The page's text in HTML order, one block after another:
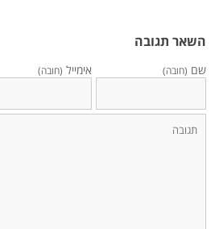
השאר תגובה
שם (חובה) אימייל (חובה)